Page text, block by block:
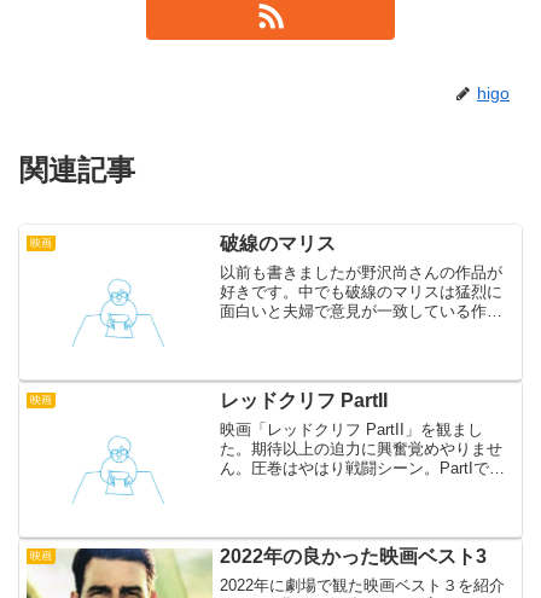
higo
関連記事
映画 破線のマリス
以前も書きましたが野沢尚さんの作品が
好きです。中でも破線のマリスは猛烈に
面白いと夫婦で意見が一致している作品
自分の中で人物像が出来...
映画 レッドクリフ PartII
映画「レッドクリフ PartII」を観まし
た。期待以上の迫力に興奮覚めやりませ
ん。圧巻はやはり戦闘シーン。PartIでは
入しまくりで...
映画 2022年の良かった映画ベスト3
2022年に劇場で観た映画ベスト３を紹介